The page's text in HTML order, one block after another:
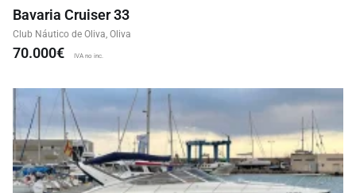
Bavaria Cruiser 33
Club Náutico de Oliva, Oliva
70.000€ IVA no inc.